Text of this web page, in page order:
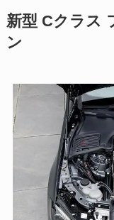
新型 Cクラス
ン